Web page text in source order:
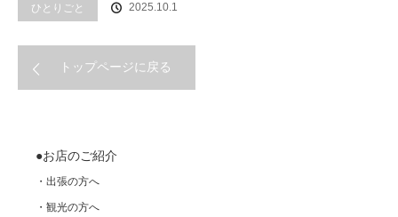
ひとりごと 2025.10.1
トップページに戻る
●お店のご紹介
・出張の方へ
・観光の方へ